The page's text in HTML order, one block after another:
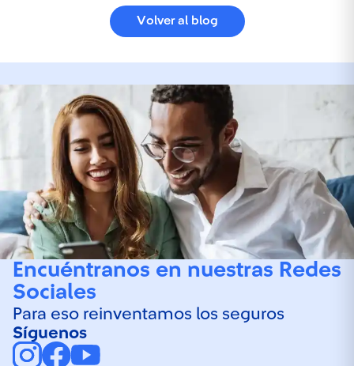
Volver al blog
Encuéntranos en nuestras Redes
Sociales
Para eso reinventamos los seguros
Síguenos